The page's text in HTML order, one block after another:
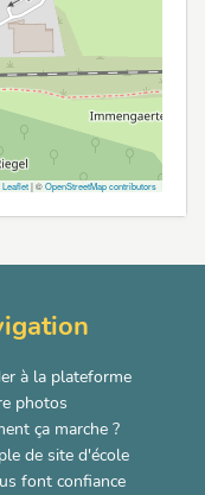
Leaflet|©OpenStreetMap contributors
à la plateforme
photos
ça marche ?
de site d'école
font confiance